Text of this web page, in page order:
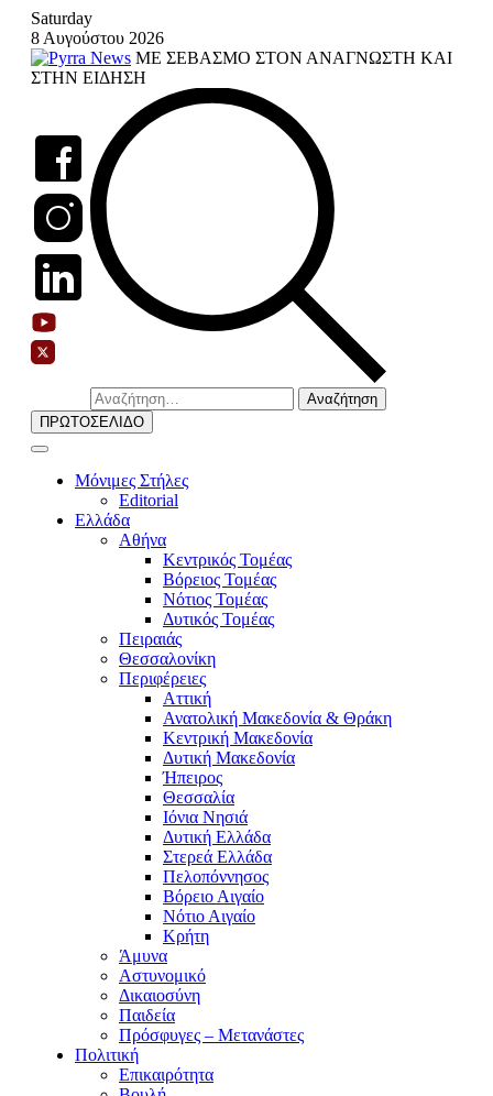
Skip
content
Saturday
8 Αυγούστου 2026
ΜΕ ΣΕΒΑΣΜΟ ΣΤΟΝ ΑΝΑΓΝΩΣΤΗ ΚΑΙ
ΣΤΗΝ ΕΙΔΗΣΗ
Αναζήτηση
για:
ΠΡΩΤΟΣΕΛΙΔΟ
Μόνιμες Στήλες
Editorial
Ελλάδα
Αθήνα
Κεντρικός Τομέας
Βόρειος Τομέας
Νότιος Τομέας
Δυτικός Τομέας
Πειραιάς
Θεσσαλονίκη
Περιφέρειες
Αττική
Ανατολική Μακεδονία & Θράκη
Κεντρική Μακεδονία
Δυτική Μακεδονία
Ήπειρος
Θεσσαλία
Ιόνια Νησιά
Δυτική Ελλάδα
Στερεά Ελλάδα
Πελοπόννησος
Βόρειο Αιγαίο
Νότιο Αιγαίο
Κρήτη
Άμυνα
Αστυνομικό
Δικαιοσύνη
Παιδεία
Πρόσφυγες – Μετανάστες
Πολιτική
Επικαιρότητα